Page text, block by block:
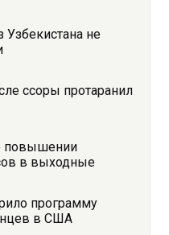
Узбекистана не
ссоры протаранил
повышении
в выходные
программу
в США